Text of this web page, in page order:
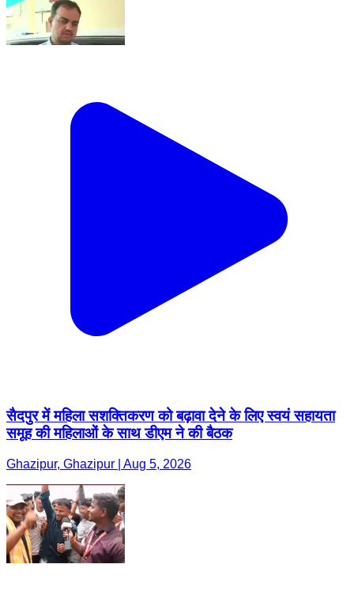
सैदपुर में महिला सशक्तिकरण को बढ़ावा देने के लिए स्वयं सहायता
समूह की महिलाओं के साथ डीएम ने की बैठक
Ghazipur, Ghazipur | Aug 5, 2026